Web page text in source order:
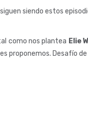
siendo estos
como nos plantea Elie
proponemos. Desafío